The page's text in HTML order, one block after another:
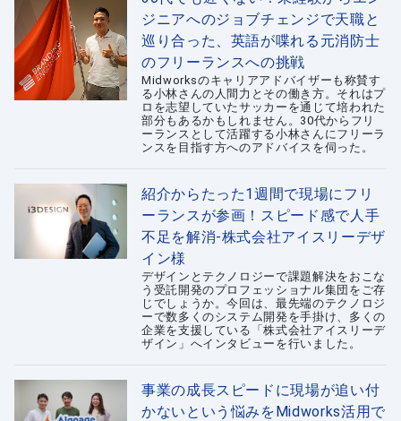
ジニアへのジョブチェンジで天職と
巡り合った、英語が喋れる元消防士
のフリーランスへの挑戦
Midworksのキャリアアドバイザーも称賛す
る小林さんの人間力とその働き方。それはプ
ロを志望していたサッカーを通じて培われた
部分もあるかもしれません。30代からフリ
ーランスとして活躍する小林さんにフリーラ
ンスを目指す方へのアドバイスを伺った。
紹介からたった1週間で現場にフリ
ーランスが参画！スピード感で人手
不足を解消-株式会社アイスリーデザ
イン様
デザインとテクノロジーで課題解決をおこな
う受託開発のプロフェッショナル集団をご存
じでしょうか。今回は、最先端のテクノロジ
ーで数多くのシステム開発を手掛け、多くの
企業を支援している「株式会社アイスリーデ
ザイン」へインタビューを行いました。
事業の成長スピードに現場が追い付
かないという悩みをMidworks活用で